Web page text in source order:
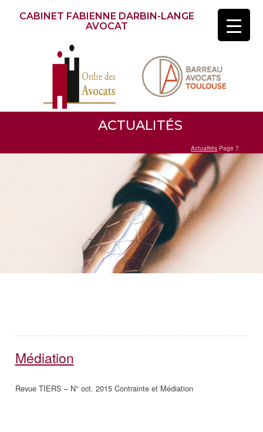
CABINET FABIENNE DARBIN-LANGE
AVOCAT
ACTUALITÉS
Actualités Page 7
Médiation
Revue TIERS – N° oct. 2015 Contrainte et Médiation